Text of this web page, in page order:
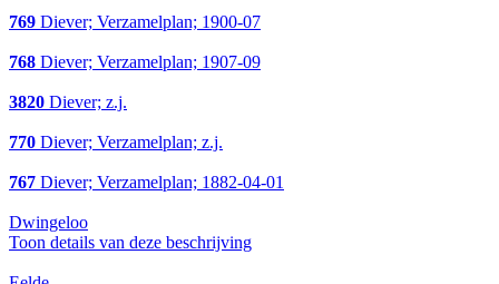
769 Diever; Verzamelplan; 1900-07
768 Diever; Verzamelplan; 1907-09
3820 Diever; z.j.
770 Diever; Verzamelplan; z.j.
767 Diever; Verzamelplan; 1882-04-01
Dwingeloo
Toon details van deze beschrijving